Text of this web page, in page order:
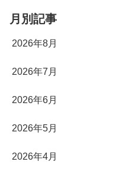
月別記事
2026年8月
2026年7月
2026年6月
2026年5月
2026年4月